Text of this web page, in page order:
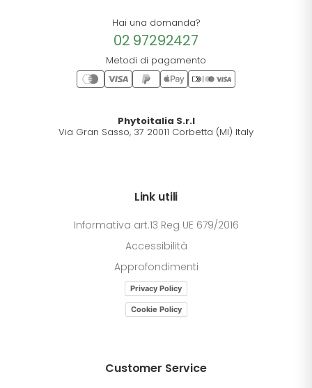
Hai una domanda?
02 97292427
Metodi di pagamento
Phytoitalia S.r.l
Via Gran Sasso, 37 20011 Corbetta (MI) Italy
Link utili
Informativa art.13 Reg UE 679/2016
Accessibilità
Approfondimenti
Privacy Policy
Cookie Policy
Customer Service